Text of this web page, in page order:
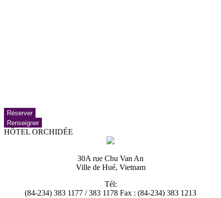
Réserver
Renseigner
HÔTEL ORCHIDÉE
30A rue Chu Van An
Ville de Hué, Vietnam
Tél:
(84-234) 383 1177 / 383 1178 Fax : (84-234) 383 1213